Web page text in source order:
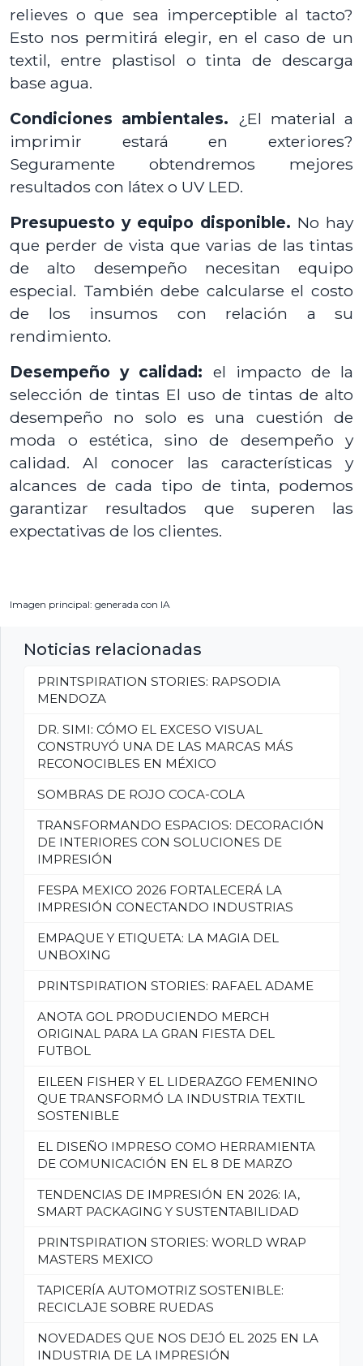
relieves o que sea imperceptible al tacto?
Esto nos permitirá elegir, en el caso de un
textil, entre plastisol o tinta de descarga
base agua.
Condiciones ambientales. ¿El material a
imprimir estará en exteriores?
Seguramente obtendremos mejores
resultados con látex o UV LED.
Presupuesto y equipo disponible. No hay
que perder de vista que varias de las tintas
de alto desempeño necesitan equipo
especial. También debe calcularse el costo
de los insumos con relación a su
rendimiento.
Desempeño y calidad: el impacto de la
selección de tintas El uso de tintas de alto
desempeño no solo es una cuestión de
moda o estética, sino de desempeño y
calidad. Al conocer las características y
alcances de cada tipo de tinta, podemos
garantizar resultados que superen las
expectativas de los clientes.
Imagen principal: generada con IA
Noticias relacionadas
PRINTSPIRATION STORIES: RAPSODIA
MENDOZA
DR. SIMI: CÓMO EL EXCESO VISUAL
CONSTRUYÓ UNA DE LAS MARCAS MÁS
RECONOCIBLES EN MÉXICO
SOMBRAS DE ROJO COCA-COLA
TRANSFORMANDO ESPACIOS: DECORACIÓN
DE INTERIORES CON SOLUCIONES DE
IMPRESIÓN
FESPA MEXICO 2026 FORTALECERÁ LA
IMPRESIÓN CONECTANDO INDUSTRIAS
EMPAQUE Y ETIQUETA: LA MAGIA DEL
UNBOXING
PRINTSPIRATION STORIES: RAFAEL ADAME
ANOTA GOL PRODUCIENDO MERCH
ORIGINAL PARA LA GRAN FIESTA DEL
FUTBOL
EILEEN FISHER Y EL LIDERAZGO FEMENINO
QUE TRANSFORMÓ LA INDUSTRIA TEXTIL
SOSTENIBLE
EL DISEÑO IMPRESO COMO HERRAMIENTA
DE COMUNICACIÓN EN EL 8 DE MARZO
TENDENCIAS DE IMPRESIÓN EN 2026: IA,
SMART PACKAGING Y SUSTENTABILIDAD
PRINTSPIRATION STORIES: WORLD WRAP
MASTERS MEXICO
TAPICERÍA AUTOMOTRIZ SOSTENIBLE:
RECICLAJE SOBRE RUEDAS
NOVEDADES QUE NOS DEJÓ EL 2025 EN LA
INDUSTRIA DE LA IMPRESIÓN